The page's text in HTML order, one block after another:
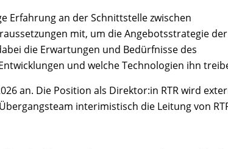
Erfahrung an der Schnittstelle zwischen
mit, um die Angebotsstrategie der
die Erwartungen und Bedürfnisse des
und welche Technologien ihn
an. Die Position als Direktor:in RTR wird
interimistisch die Leitung von